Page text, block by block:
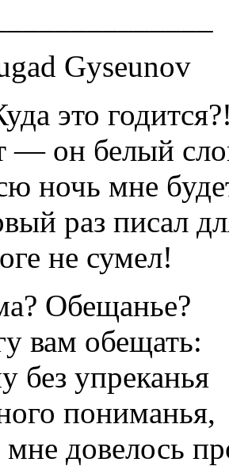
Gyseunov
это
— он белый
ночь мне
раз писал
не сумел!
Обещанье?
вам обещать:
без упреканья
пониманья,
довелось